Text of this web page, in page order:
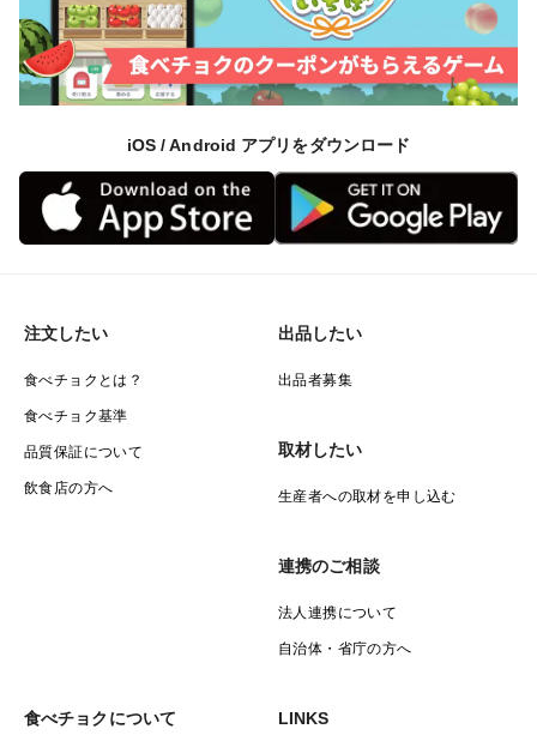
＜鶏の種類＞
ボリスブラウンという種を飼っております。温厚な性格
で人懐っこいので、ひよこや鶏との触れ合い体験でお越
しいただいたお客様からも好評です。
＜賞味期限＞
産卵後21日となり、パッケージに貼らせていただいてる
ださい。
＜発送に使用する梱包資材＞
環境保全のため、リユース品の段ボールや新聞紙を使用
10個入/パックを3パックでご用意させていただきます。
iOS / Android アプリをダウンロード
注文したい
食べチョクとは？
食べチョク基準
品質保証について
飲食店の方へ
出品したい
出品者募集
取材したい
生産者への取材を申し込む
連携のご相談
法人連携について
自治体・省庁の方へ
食べチョクについて LINKS